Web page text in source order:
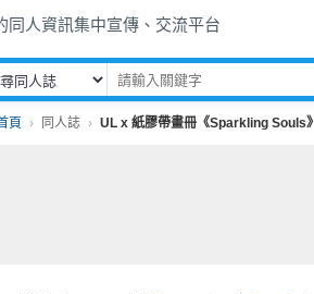
同人資訊集中宣傳、交流平台
頁 同人誌 UL x 紙膠帶畫冊《Sparkling Souls》